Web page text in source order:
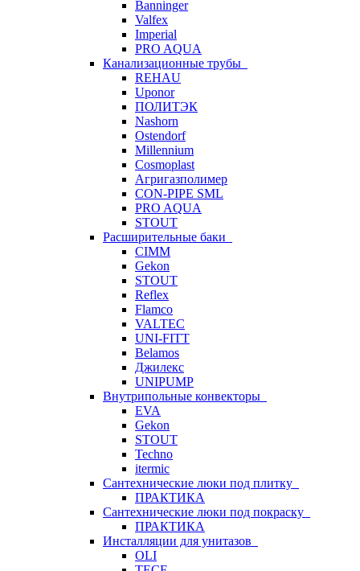
Banninger
Valfex
Imperial
PRO AQUA
Канализационные трубы
REHAU
Uponor
ПОЛИТЭК
Nashorn
Ostendorf
Millennium
Cosmoplast
Агригазполимер
CON-PIPE SML
PRO AQUA
STOUT
Расширительные баки
CIMM
Gekon
STOUT
Reflex
Flamco
VALTEC
UNI-FITT
Belamos
Джилекс
UNIPUMP
Внутрипольные конвекторы
EVA
Gekon
STOUT
Techno
itermic
Сантехнические люки под плитку
ПРАКТИКА
Сантехнические люки под покраску
ПРАКТИКА
Инсталляции для унитазов
OLI